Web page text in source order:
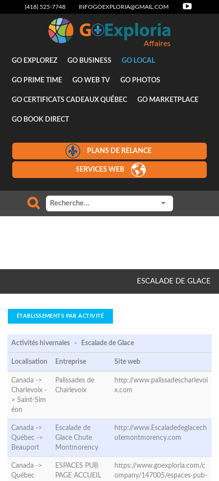
(418) 525-7748 INFOGOEXPLORIA@GMAIL.COM
Affaires
GO EXPLOREZ GO BUSINESS GO LOCAL
GO PRIME TIME GO WEB TV GO PHOTOS
GO CERTIFICATS CADEAUX QUÉBEC GO MARKETPLACE
GO BOOK DIRECT
PLANS DE RELANCE
SERVICES WEB
ESCALADE DE GLACE
ÉTABLISSEMENTS PAR ACTIVITÉ
Activités hivernales - Escalade de Glace
Localisation Entreprise Site web
Canada ->
Charlevoix -
> Saint-Sim
éon
Palissades de
Charlevoix
http://www.palissadescharlevoi
x.com
Canada ->
Québec ->
Beauport
Escalade de
Glace Chute
Montmorency
http://www.Escaladedeglacech
utemontmorency.com
Canada ->
Québec
ESPACES PUB
PAGE ACCUEIL
https://www.goexploria.com/c
ompany/147005/espaces-pub-